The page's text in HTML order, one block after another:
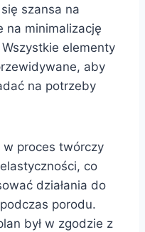
szansa na
na minimalizację
elementy
aby
na potrzeby
w proces twórczy
co
działania do
porodu.
był w zgodzie z